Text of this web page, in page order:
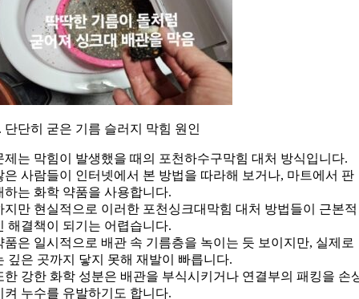
단단히 굳은 기름 슬러지 막힘 원인
제는 막힘이 발생했을 때의 포천하수구막힘 대처 방식입니다.
은 사람들이 인터넷에서 본 방법을 따라해 보거나, 마트에서 판
하는 화학 약품을 사용합니다.
지만 현실적으로 이러한 포천싱크대막힘 대처 방법들이 근본적
해결책이 되기는 어렵습니다.
품은 일시적으로 배관 속 기름층을 녹이는 듯 보이지만, 실제로
깊은 곳까지 닿지 못해 재발이 빠릅니다.
한 강한 화학 성분은 배관을 부식시키거나 연결부의 패킹을 손
켜 누수를 유발하기도 합니다.